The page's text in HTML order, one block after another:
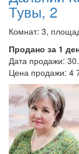
Тувы, 2
Комнат: 3,
Продано за 1
Дата продажи:
Цена продажи: 4